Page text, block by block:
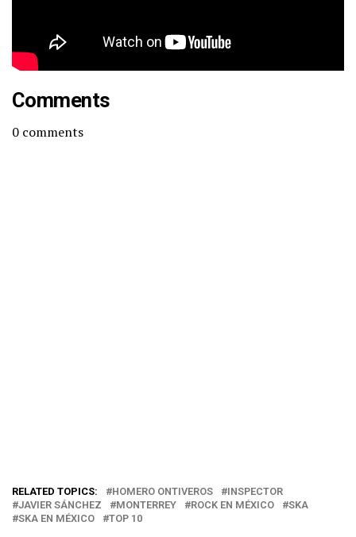
Comments
0 comments
RELATED TOPICS: HOMERO ONTIVEROS
INSPECTOR
JAVIER SÁNCHEZ
MONTERREY ROCK EN MÉXICO
SKA
SKA EN MÉXICO
TOP 10